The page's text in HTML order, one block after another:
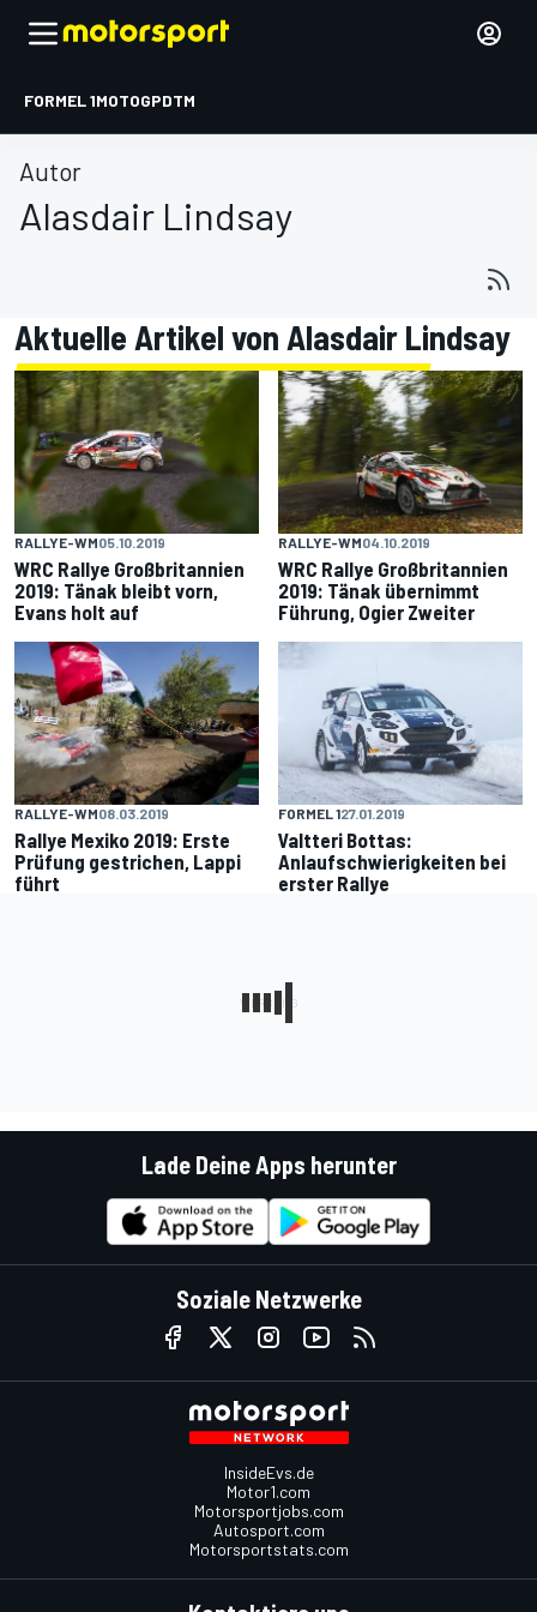
FORMEL 1MOTOGPDTM
Autor
Alasdair Lindsay
Aktuelle Artikel von Alasdair Lindsay
RALLYE-WM05.10.2019
WRC Rallye Großbritannien
2019: Tänak bleibt vorn,
Evans holt auf
RALLYE-WM04.10.2019
WRC Rallye Großbritannien
2019: Tänak übernimmt
Führung, Ogier Zweiter
RALLYE-WM08.03.2019
Rallye Mexiko 2019: Erste
Prüfung gestrichen, Lappi
führt
FORMEL 127.01.2019
Valtteri Bottas:
Anlaufschwierigkeiten bei
erster Rallye
Lade Deine Apps herunter
Soziale Netzwerke
InsideEvs.de
Motor1.com
Motorsportjobs.com
Autosport.com
Motorsportstats.com